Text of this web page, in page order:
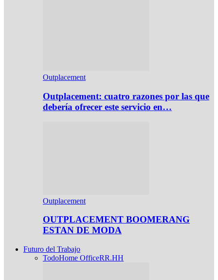
Outplacement
Outplacement: cuatro razones por las que
debería ofrecer este servicio en…
Outplacement
OUTPLACEMENT BOOMERANG
ESTAN DE MODA
Futuro del Trabajo
TodoHome OfficeRR.HH